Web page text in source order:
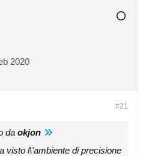
2020
#21
da okjon
visto l\'ambiente di precisione